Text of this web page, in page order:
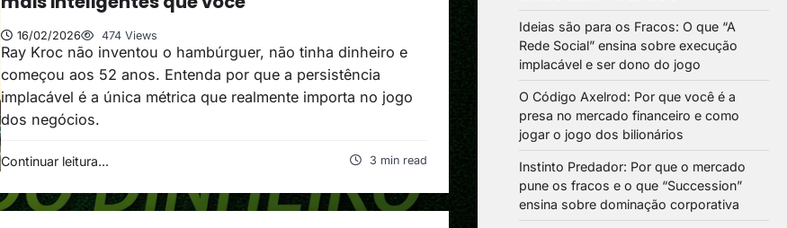
16/02/2026 474 Views
Ray Kroc não inventou o hambúrguer, não tinha dinheiro e
começou aos 52 anos. Entenda por que a persistência
implacável é a única métrica que realmente importa no jogo
dos negócios.
Continuar leitura... 3 min read
Ideias são para os Fracos: O que “A
Rede Social” ensina sobre execução
implacável e ser dono do jogo
O Código Axelrod: Por que você é a
presa no mercado financeiro e como
jogar o jogo dos bilionários
Instinto Predador: Por que o mercado
pune os fracos e o que “Succession”
ensina sobre dominação corporativa